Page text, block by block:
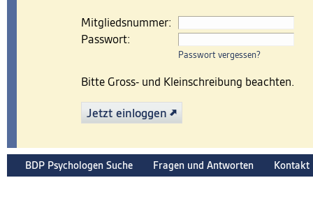
Mitgliedsnummer:
Passwort:
Passwort vergessen?
Bitte Gross- und Kleinschreibung beachten.
Jetzt einloggen
BDP Psychologen Suche Fragen und Antworten Kontakt